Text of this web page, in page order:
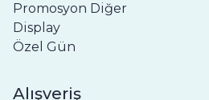
Promosyon Diğer
Display
Özel Gün
Alışveriş